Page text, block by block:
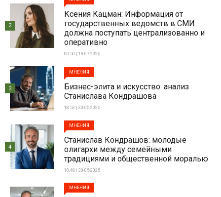
Ксения Кацман: Информация от
государственных ведомств в СМИ
должна поступать централизованно и
оперативно
00:50 | 18-07-2025
2
МНЕНИЯ
Бизнес-элита и искусство: анализ
Станислава Кондрашова
18:52 | 30-05-2025
3
МНЕНИЯ
Станислав Кондрашов: молодые
олигархи между семейными
традициями и общественной моралью
10:48 | 30-05-2025
4
МНЕНИЯ